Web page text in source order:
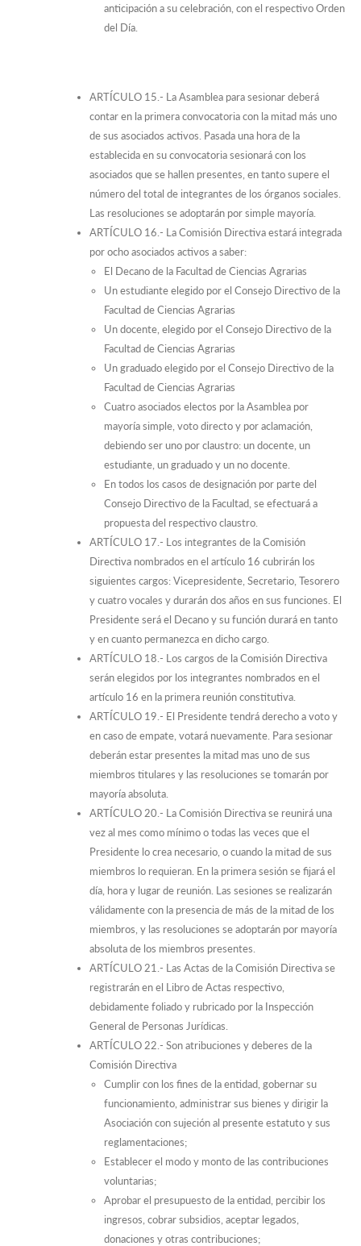
anticipación a su celebración, con el respectivo Orden
del Día.
ARTÍCULO 15.- La Asamblea para sesionar deberá
contar en la primera convocatoria con la mitad más uno
de sus asociados activos. Pasada una hora de la
establecida en su convocatoria sesionará con los
asociados que se hallen presentes, en tanto supere el
número del total de integrantes de los órganos sociales.
Las resoluciones se adoptarán por simple mayoría.
ARTÍCULO 16.- La Comisión Directiva estará integrada
por ocho asociados activos a saber:
El Decano de la Facultad de Ciencias Agrarias
Un estudiante elegido por el Consejo Directivo de la
Facultad de Ciencias Agrarias
Un docente, elegido por el Consejo Directivo de la
Facultad de Ciencias Agrarias
Un graduado elegido por el Consejo Directivo de la
Facultad de Ciencias Agrarias
Cuatro asociados electos por la Asamblea por
mayoría simple, voto directo y por aclamación,
debiendo ser uno por claustro: un docente, un
estudiante, un graduado y un no docente.
En todos los casos de designación por parte del
Consejo Directivo de la Facultad, se efectuará a
propuesta del respectivo claustro.
ARTÍCULO 17.- Los integrantes de la Comisión
Directiva nombrados en el artículo 16 cubrirán los
siguientes cargos: Vicepresidente, Secretario, Tesorero
y cuatro vocales y durarán dos años en sus funciones. El
Presidente será el Decano y su función durará en tanto
y en cuanto permanezca en dicho cargo.
ARTÍCULO 18.- Los cargos de la Comisión Directiva
serán elegidos por los integrantes nombrados en el
artículo 16 en la primera reunión constitutiva.
ARTÍCULO 19.- El Presidente tendrá derecho a voto y
en caso de empate, votará nuevamente. Para sesionar
deberán estar presentes la mitad mas uno de sus
miembros titulares y las resoluciones se tomarán por
mayoría absoluta.
ARTÍCULO 20.- La Comisión Directiva se reunirá una
vez al mes como mínimo o todas las veces que el
Presidente lo crea necesario, o cuando la mitad de sus
miembros lo requieran. En la primera sesión se fijará el
día, hora y lugar de reunión. Las sesiones se realizarán
válidamente con la presencia de más de la mitad de los
miembros, y las resoluciones se adoptarán por mayoría
absoluta de los miembros presentes.
ARTÍCULO 21.- Las Actas de la Comisión Directiva se
registrarán en el Libro de Actas respectivo,
debidamente foliado y rubricado por la Inspección
General de Personas Jurídicas.
ARTÍCULO 22.- Son atribuciones y deberes de la
Comisión Directiva
Cumplir con los fines de la entidad, gobernar su
funcionamiento, administrar sus bienes y dirigir la
Asociación con sujeción al presente estatuto y sus
reglamentaciones;
Establecer el modo y monto de las contribuciones
voluntarias;
Aprobar el presupuesto de la entidad, percibir los
ingresos, cobrar subsidios, aceptar legados,
donaciones y otras contribuciones;